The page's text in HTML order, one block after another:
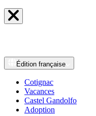
Édition française
Cotignac
Vacances
Castel Gandolfo
Adoption